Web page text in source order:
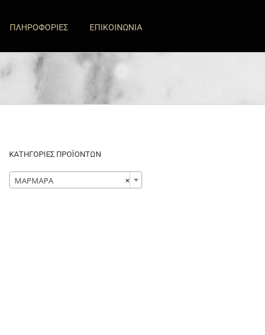
ΠΛΗΡΟΦΟΡΙΕΣ ΕΠΙΚΟΙΝΩΝΙΑ
ΚΑΤΗΓΟΡΙΕΣ ΠΡΟΪΟΝΤΩΝ
×
ΜΑΡΜΑΡΑ